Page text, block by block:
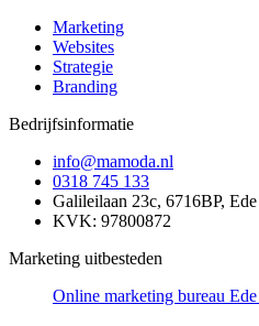
Marketing
Websites
Strategie
Branding
Bedrijfsinformatie
info@mamoda.nl
0318 745 133
Galileilaan 23c, 6716BP, Ede
KVK: 97800872
Marketing uitbesteden
Online marketing bureau Ede